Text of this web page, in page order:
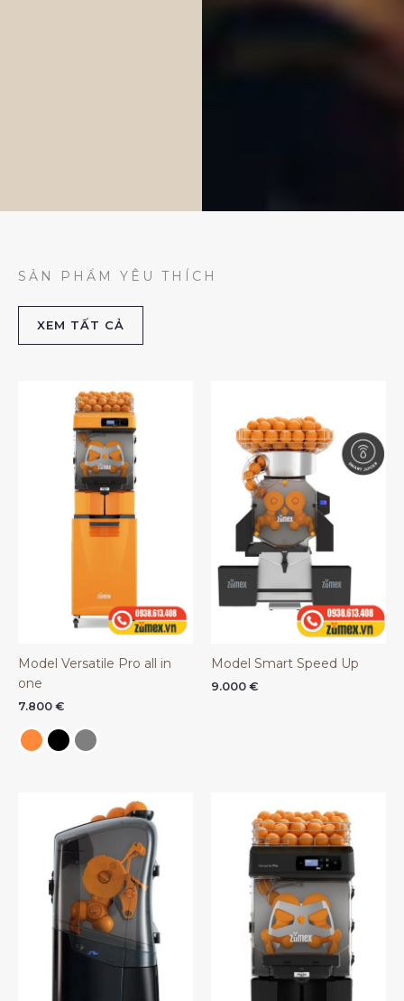
SẢN PHẨM YÊU THÍCH
XEM TẤT CẢ
Model Versatile Pro all in
one
7.800 €
Model Smart Speed Up
9.000 €